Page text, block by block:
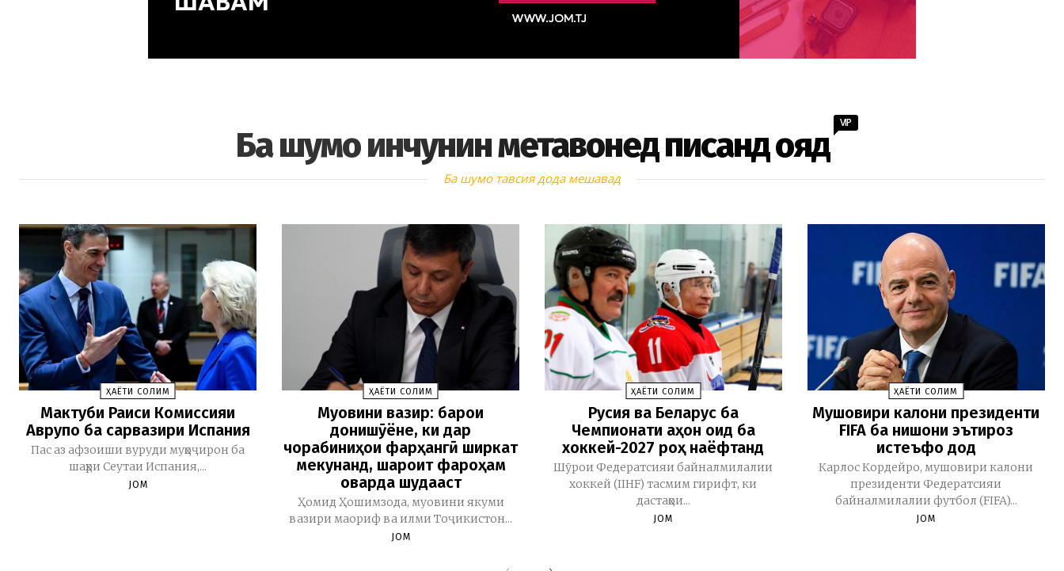
Ба шумо инчунин метавонед писанд ояд
VIP
Ба шумо тавсия дода мешавад
ҲАЁТИ СОЛИМ
Мактуби Раиси Комиссияи
Аврупо ба сарвазири Испания
Пас аз афзоиши вуруди муҳоҷирон ба
шаҳри Сеутаи Испания,...
JOM
ҲАЁТИ СОЛИМ
Муовини вазир: барои
донишҷӯёне, ки дар
чорабиниҳои фарҳангӣ ширкат
мекунанд, шароит фароҳам
оварда шудааст
Ҳомид Ҳошимзода, муовини якуми
вазири маориф ва илми Тоҷикистон...
JOM
ҲАЁТИ СОЛИМ
Русия ва Беларус ба
Чемпионати ҷаҳон оид ба
хоккей-2027 роҳ наёфтанд
Шӯрои Федератсияи байналмилалии
хоккей (IIHF) тасмим гирифт, ки
дастаҳои...
JOM
ҲАЁТИ СОЛИМ
Мушовири калони президенти
FIFA ба нишони эътироз
истеъфо дод
Карлос Кордейро, мушовири калони
президенти Федератсияи
байналмилалии футбол (FIFA)...
JOM